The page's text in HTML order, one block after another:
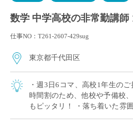
数学 中学高校の非常勤講師
仕事NO：T261-2607-429sug
東京都千代田区
・週3日6コマ、高校1年生の
時間割のため、他校や予備校
もピッタリ！ ・落ち着いた雰